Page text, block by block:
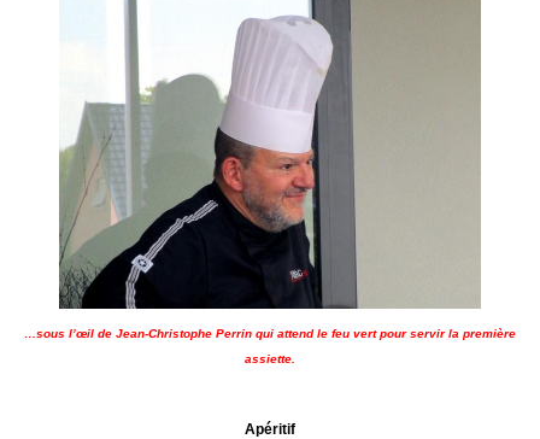
…sous l’œil de Jean-Christophe Perrin qui attend le feu vert pour servir la première
assiette.
Apéritif